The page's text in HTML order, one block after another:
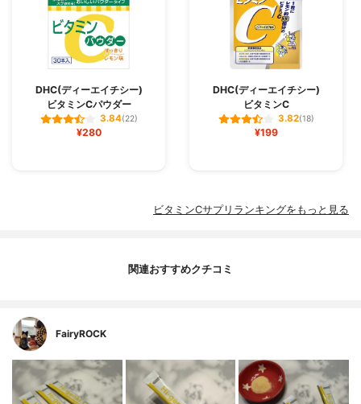
DHC(ディーエイチシー)
ビタミンCパウダー
3.84(22)
¥280
DHC(ディーエイチシー)
ビタミンC
3.82(18)
¥199
ビタミンCサプリランキングをもっと見る
関連おすすめクチコミ
FairyROCK